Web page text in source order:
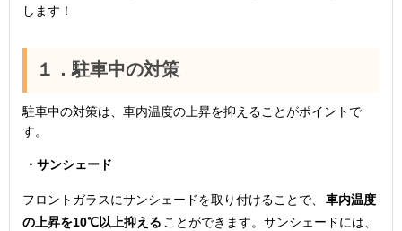
します！
１．駐車中の対策
駐車中の対策は、車内温度の上昇を抑えることがポイントで
す。
・サンシェード
フロントガラスにサンシェードを取り付けることで、
車内温度
の上昇を10℃以上抑える ことができます。サンシェードには、